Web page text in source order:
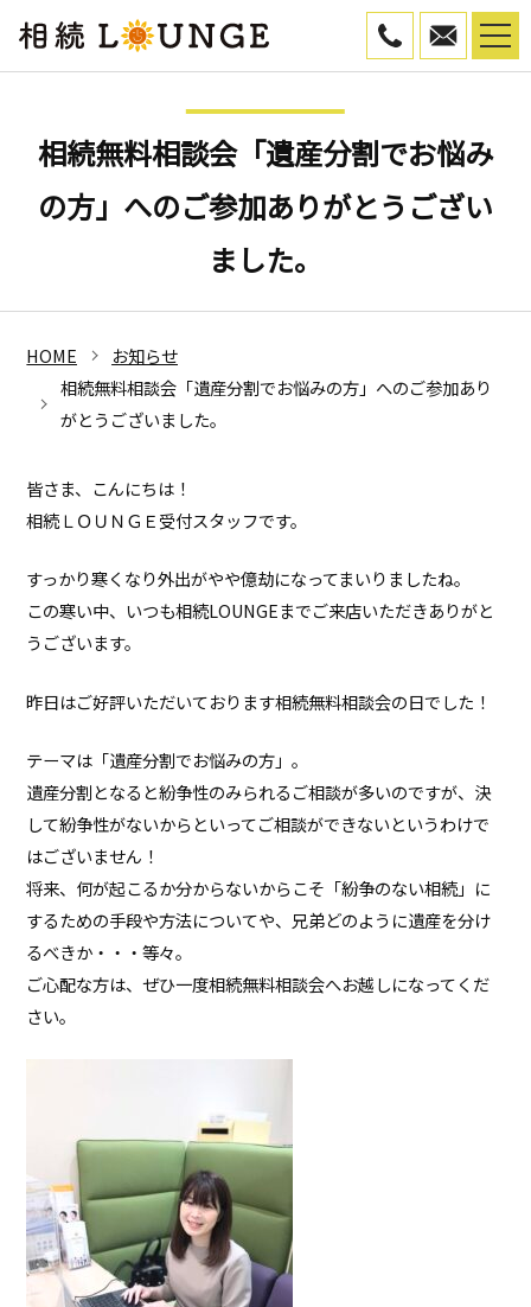
050-5799-
WEB
相続無料相談会「遺産分割でお悩み
の方」へのご参加ありがとうござい
ました。
HOME
お知らせ
相続無料相談会「遺産分割でお悩みの方」へのご参加あり
がとうございました。
皆さま、こんにちは！
相続ＬＯＵＮＧＥ受付スタッフです。
すっかり寒くなり外出がやや億劫になってまいりましたね。
この寒い中、いつも相続LOUNGEまでご来店いただきありがと
うございます。
昨日はご好評いただいております相続無料相談会の日でした！
テーマは「遺産分割でお悩みの方」。
遺産分割となると紛争性のみられるご相談が多いのですが、決
して紛争性がないからといってご相談ができないというわけで
はございません！
将来、何が起こるか分からないからこそ「紛争のない相続」に
するための手段や方法についてや、兄弟どのように遺産を分け
るべきか・・・等々。
ご心配な方は、ぜひ一度相続無料相談会へお越しになってくだ
さい。